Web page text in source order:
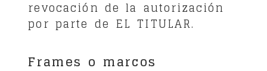
revocación de la autorización
por parte de EL TITULAR.
Frames o marcos